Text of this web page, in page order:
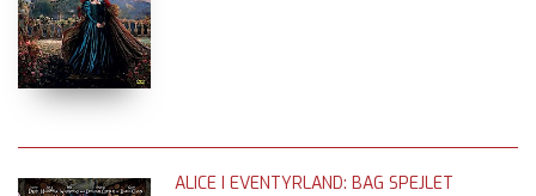
ALICE I EVENTYRLAND: BAG SPEJLET